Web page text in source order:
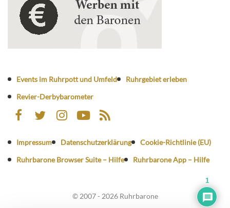
Events im Ruhrpott und Umfeld
Ruhrgebiet erleben
Revier-Derbybarometer
Impressum Datenschutzerklärung
Cookie-Richtlinie (EU)
Ruhrbarone Browser Suite – Hilfe
Ruhrbarone App – Hilfe
© 2007 - 2026 Ruhrbarone
1